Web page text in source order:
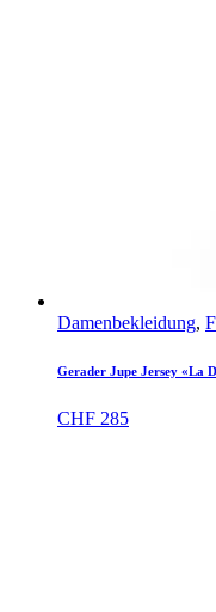
Damenbekleidung,
Gerader Jupe Jersey «La
CHF 285